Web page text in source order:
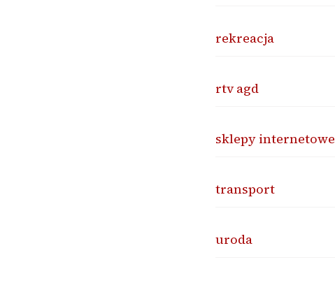
rekreacja
rtv agd
sklepy internetowe
transport
uroda